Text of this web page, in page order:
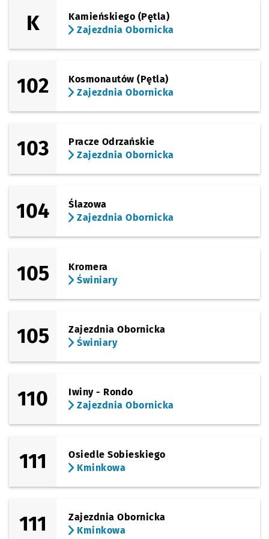
Paprotna Przystanek na życzenie
(Obornicka)
K
Kamieńskiego (Pętla)
Zajezdnia Obornicka
102
Kosmonautów (Pętla)
Zajezdnia Obornicka
103
Pracze Odrzańskie
Zajezdnia Obornicka
104
Ślazowa
Zajezdnia Obornicka
105
Kromera
Świniary
105
Zajezdnia Obornicka
Świniary
110
Iwiny - Rondo
Zajezdnia Obornicka
111
Osiedle Sobieskiego
Kminkowa
111
Zajezdnia Obornicka
Kminkowa